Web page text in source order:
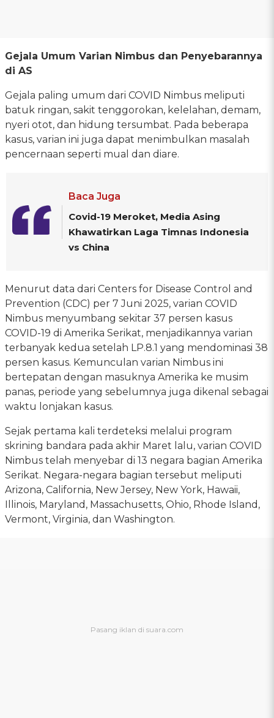
Gejala Umum Varian Nimbus dan Penyebarannya
di AS
Gejala paling umum dari COVID Nimbus meliputi
batuk ringan, sakit tenggorokan, kelelahan, demam,
nyeri otot, dan hidung tersumbat. Pada beberapa
kasus, varian ini juga dapat menimbulkan masalah
pencernaan seperti mual dan diare.
Baca Juga
Covid-19 Meroket, Media Asing
Khawatirkan Laga Timnas Indonesia
vs China
Menurut data dari Centers for Disease Control and
Prevention (CDC) per 7 Juni 2025, varian COVID
Nimbus menyumbang sekitar 37 persen kasus
COVID-19 di Amerika Serikat, menjadikannya varian
terbanyak kedua setelah LP.8.1 yang mendominasi 38
persen kasus. Kemunculan varian Nimbus ini
bertepatan dengan masuknya Amerika ke musim
panas, periode yang sebelumnya juga dikenal sebagai
waktu lonjakan kasus.
Sejak pertama kali terdeteksi melalui program
skrining bandara pada akhir Maret lalu, varian COVID
Nimbus telah menyebar di 13 negara bagian Amerika
Serikat. Negara-negara bagian tersebut meliputi
Arizona, California, New Jersey, New York, Hawaii,
Illinois, Maryland, Massachusetts, Ohio, Rhode Island,
Vermont, Virginia, dan Washington.